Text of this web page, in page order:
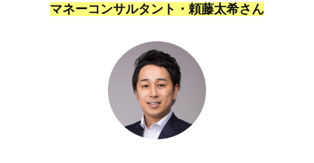
マネーコンサルタント・頼藤太希さん